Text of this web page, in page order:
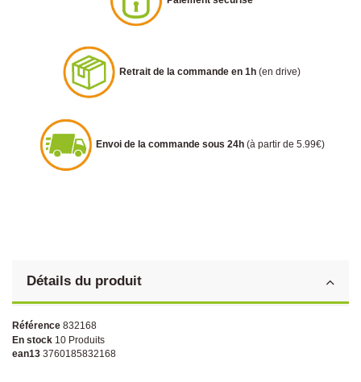
Retrait de la commande en 1h (en drive)
Envoi de la commande sous 24h (à partir de 5.99€)
Détails du produit
Référence 832168
En stock 10 Produits
ean13 3760185832168